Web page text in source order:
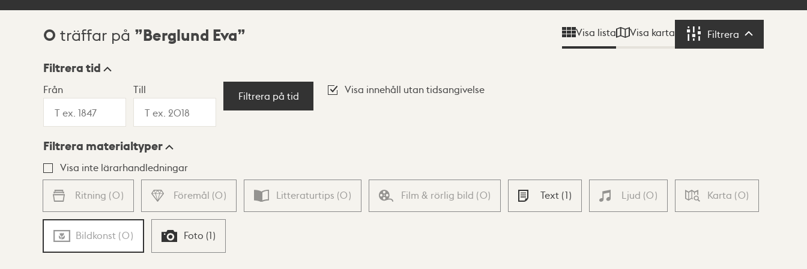
Sökresultat
0 träffar på Berglund Eva Visa lista Visa karta Filtrera Filtrera
Visningsläge
Lista Karta
Filtrera tid
Från Till
Filtrera på tid
Visa innehåll utan tidsangivelse
Filtrera materialtyper
Visa inte lärarhandledningar
Ritning (0) Föremål (0) Litteraturtips (0) Film & rörlig bild (0) Text (1) Ljud (0) Karta (0)
Bildkonst (0) Foto (1)